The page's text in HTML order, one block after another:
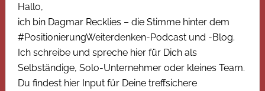
Hallo,
ich bin Dagmar Recklies – die Stimme hinter dem
#PositionierungWeiterdenken-Podcast und -Blog.
Ich schreibe und spreche hier für Dich als
Selbständige, Solo-Unternehmer oder kleines Team.
Du findest hier Input für Deine treffsichere